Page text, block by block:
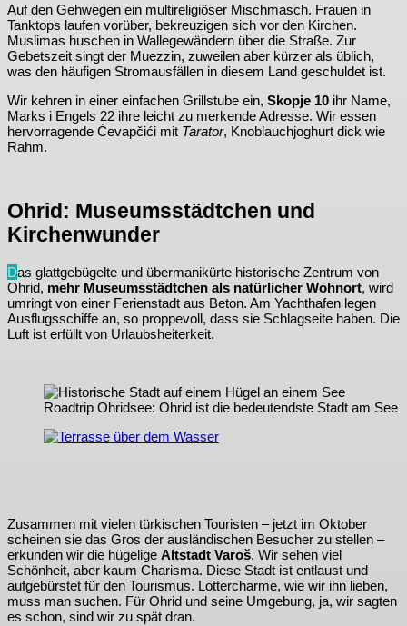
Auf den Gehwegen ein multireligiöser Mischmasch. Frauen in
Tanktops laufen vorüber, bekreuzigen sich vor den Kirchen.
Muslimas huschen in Wallegewändern über die Straße. Zur
Gebetszeit singt der Muezzin, zuweilen aber kürzer als üblich,
was den häufigen Stromausfällen in diesem Land geschuldet ist.
Wir kehren in einer einfachen Grillstube ein, Skopje 10 ihr Name,
Marks i Engels 22 ihre leicht zu merkende Adresse. Wir essen
hervorragende Ćevapčići mit Tarator, Knoblauchjoghurt dick wie
Rahm.
Ohrid: Museumsstädtchen und
Kirchenwunder
Das glattgebügelte und übermanikürte historische Zentrum von
Ohrid, mehr Museumsstädtchen als natürlicher Wohnort, wird
umringt von einer Ferienstadt aus Beton. Am Yachthafen legen
Ausflugsschiffe an, so proppevoll, dass sie Schlagseite haben. Die
Luft ist erfüllt von Urlaubsheiterkeit.
Roadtrip Ohridsee: Ohrid ist die bedeutendste Stadt am See
Zusammen mit vielen türkischen Touristen – jetzt im Oktober
scheinen sie das Gros der ausländischen Besucher zu stellen –
erkunden wir die hügelige Altstadt Varoš. Wir sehen viel
Schönheit, aber kaum Charisma. Diese Stadt ist entlaust und
aufgebürstet für den Tourismus. Lottercharme, wie wir ihn lieben,
muss man suchen. Für Ohrid und seine Umgebung, ja, wir sagten
es schon, sind wir zu spät dran.